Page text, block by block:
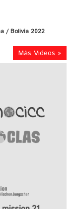
/ Bolivia 2022
Más Videos »